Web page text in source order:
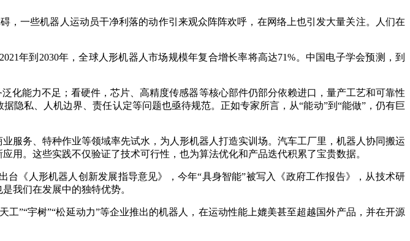
些机器人运动员干净利落的动作引来观众阵阵欢呼，在网络上也引发大量关注。人们在
到2030年，全球人形机器人市场规模年复合增长率将高达71%。中国电子学会预测，到
能力不足；看硬件，芯片、高精度传感器等核心部件仍部分依赖进口，量产工艺和可靠性
隐私、人机边界、责任认定等问题也亟待规范。正如专家所言，从“能动”到“能做”，仍有巨
务、特种作业等领域率先试水，为人形机器人打造实训场。汽车工厂里，机器人协同搬运
。这些实践不仅验证了技术可行性，也为算法优化和产品迭代积累了宝贵数据。
《人形机器人创新发展指导意见》，今年“具身智能”被写入《政府工作报告》，从技术研
我们在发展中的独特优势。
宇树”“松延动力”等企业推出的机器人，在运动性能上媲美甚至超越国外产品，并在开源